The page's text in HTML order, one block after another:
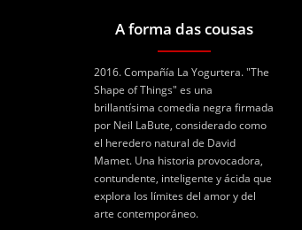
A forma das cousas
2016. Compañía La Yogurtera. "The
Shape of Things" es una
brillantísima comedia negra firmada
por Neil LaBute, considerado como
el heredero natural de David
Mamet. Una historia provocadora,
contundente, inteligente y ácida que
explora los límites del amor y del
arte contemporáneo.